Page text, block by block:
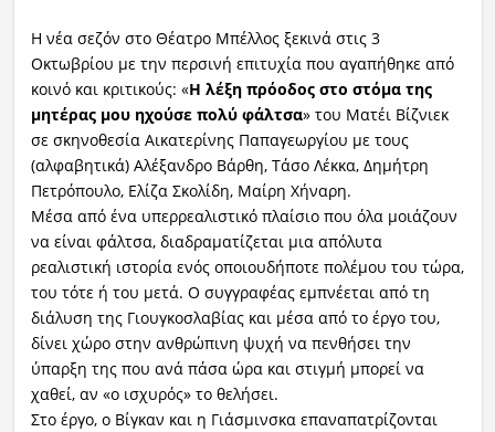
Η νέα σεζόν στο Θέατρο Μπέλλος ξεκινά στις 3
Οκτωβρίου με την περσινή επιτυχία που αγαπήθηκε από
κοινό και κριτικούς: «Η λέξη πρόοδος στο στόμα της
μητέρας μου ηχούσε πολύ φάλτσα» του Ματέι Βίζνιεκ
σε σκηνοθεσία Αικατερίνης Παπαγεωργίου με τους
(αλφαβητικά) Αλέξανδρο Βάρθη, Τάσο Λέκκα, Δημήτρη
Πετρόπουλο, Ελίζα Σκολίδη, Μαίρη Χήναρη.
Μέσα από ένα υπερρεαλιστικό πλαίσιο που όλα μοιάζουν
να είναι φάλτσα, διαδραματίζεται μια απόλυτα
ρεαλιστική ιστορία ενός οποιουδήποτε πολέμου του τώρα,
του τότε ή του μετά. Ο συγγραφέας εμπνέεται από τη
διάλυση της Γιουγκοσλαβίας και μέσα από το έργο του,
δίνει χώρο στην ανθρώπινη ψυχή να πενθήσει την
ύπαρξη της που ανά πάσα ώρα και στιγμή μπορεί να
χαθεί, αν «ο ισχυρός» το θελήσει.
Στο έργο, ο Βίγκαν και η Γιάσμινσκα επαναπατρίζονται